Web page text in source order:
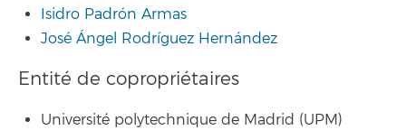
Isidro Padrón Armas
José Ángel Rodríguez Hernández
Entité de copropriétaires
Université polytechnique de Madrid (UPM)